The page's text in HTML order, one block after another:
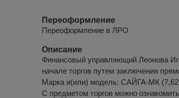
Переоформление
Переоформление в ЛРО
Описание
Финансовый управляющий Леонова
начале торгов путем заключения
Марка и(или) модель: САЙГА-МК
С предметом торгов можно